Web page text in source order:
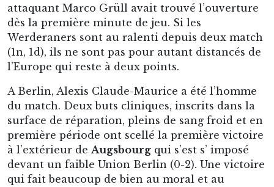
attaquant Marco Grüll avait trouvé l’ouverture
dès la première minute de jeu. Si les
Werderaners sont au ralenti depuis deux match
(1n, 1d), ils ne sont pas pour autant distancés de
l’Europe qui reste à deux points.
A Berlin, Alexis Claude-Maurice a été l’homme
du match. Deux buts cliniques, inscrits dans la
surface de réparation, pleins de sang froid et en
première période ont scellé la première victoire
à l’extérieur de Augsbourg qui s’est s’ imposé
devant un faible Union Berlin (0-2). Une victoire
qui fait beaucoup de bien au moral et au